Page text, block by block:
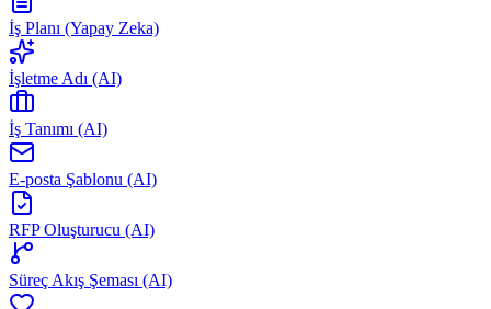
İş Planı (Yapay Zeka)
İşletme Adı (AI)
İş Tanımı (AI)
E-posta Şablonu (AI)
RFP Oluşturucu (AI)
Süreç Akış Şeması (AI)